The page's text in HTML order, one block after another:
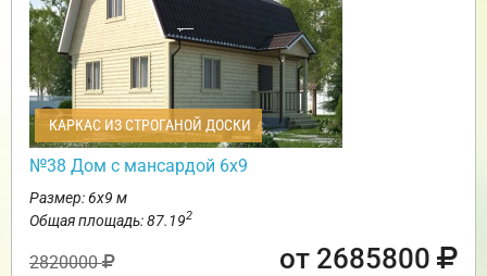
КАРКАС ИЗ СТРОГАНОЙ ДОСКИ
№38 Дом с мансардой 6х9
Размер: 6х9 м
Общая площадь: 87.192
2820000 от 2685800